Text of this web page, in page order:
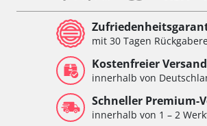
mit 30 Tagen
Kostenfreier Versand
innerhalb von
Schneller Premium-
innerhalb von 1 – 2